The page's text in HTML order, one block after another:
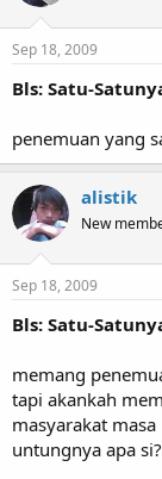
Sep 18, 2009
Bls: Satu-
penemuan yang
alistik
New
Sep 18, 2009
Bls: Satu-
memang
tapi akankah
masyarakat masa
untungnya apa